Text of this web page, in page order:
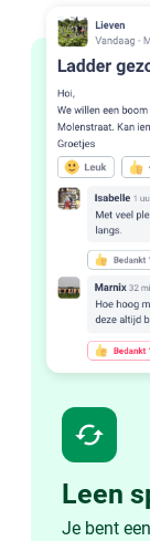
cached
Leen
Je bent